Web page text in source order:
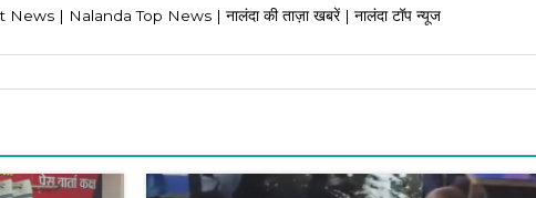
| Nalanda Top News | नालंदा की ताज़ा खबरें | नालंदा टॉप न्यूज